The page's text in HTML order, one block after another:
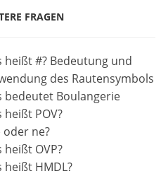
FRAGEN
heißt #? Bedeutung und
des Rautensymbols
bedeutet Boulangerie
heißt POV?
oder ne?
heißt OVP?
heißt HMDL?